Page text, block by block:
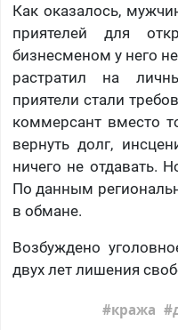
Как оказалось,
приятелей для
бизнесменом у него
растратил на
приятели стали
коммерсант вместо
вернуть долг,
ничего не отдавать.
По данным
в обмане.
Возбуждено
двух лет лишения
кража